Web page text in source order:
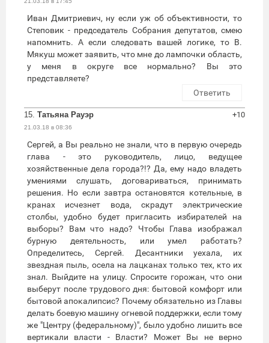
Иван Дмитриевич, ну если уж об объективности, то
Степовик - председатель Собрания депутатов, смею
напомнить. А если следовать вашей логике, то В.
Мякуш может заявить, что мне до лампочки область,
у меня в округе все нормально? Вы это
представляете?
Ответить
15. Татьяна Рауэр
21.03.18 в 08:36
+10
Сергей, а Вы реально не знали, что в первую очередь
глава - это руководитель, лицо, ведущее
хозяйственные дела города?!? Да, ему надо владеть
умениями слушать, договариваться, принимать
решения. Но если завтра остановятся котельные, в
кранах исчезнет вода, скрадут электрические
столбы, удобно будет пригласить избирателей на
выборы? Вам что надо? Чтобы Глава изображал
бурную деятельность, или умел работать?
Определитесь, Сергей. Десантники уехала, их
звездная пыль, осела на лацканах только тех, кто их
знал. Выйдите на улицу. Спросите горожан, что они
выберут после трудового дня: бытовой комфорт или
бытовой апокалипсис? Почему обязательно из Главы
делать боевую машину огневой поддержки, если тому
же "Центру (федеральному)", было удобно лишить все
вертикали власти - Власти? Может Вы не верно